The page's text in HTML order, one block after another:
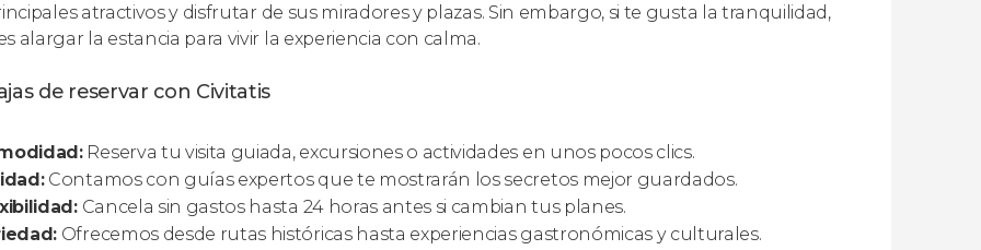
atractivos y disfrutar de sus miradores y plazas. Sin embargo, si te gusta la tranquilidad,
alargar la estancia para vivir la experiencia con calma.
de reservar con Civitatis
Reserva tu visita guiada, excursiones o actividades en unos pocos clics.
Contamos con guías expertos que te mostrarán los secretos mejor guardados.
Cancela sin gastos hasta 24 horas antes si cambian tus planes.
Ofrecemos desde rutas históricas hasta experiencias gastronómicas y culturales.